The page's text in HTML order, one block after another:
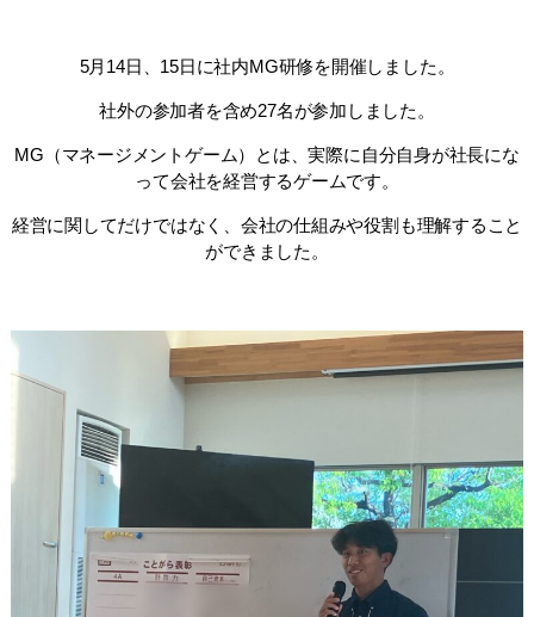
5月14日、15日に社内MG研修を開催しました。
社外の参加者を含め27名が参加しました。
MG（マネージメントゲーム）とは、実際に自分自身が社長にな
って会社を経営するゲームです。
経営に関してだけではなく、会社の仕組みや役割も理解すること
ができました。